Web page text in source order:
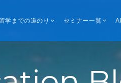
留学までの道のり セミナー一覧